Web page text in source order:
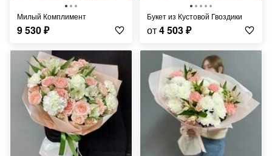
Милый Комплимент
9 530₽
Букет из Кустовой Гвоздики
от4 503₽